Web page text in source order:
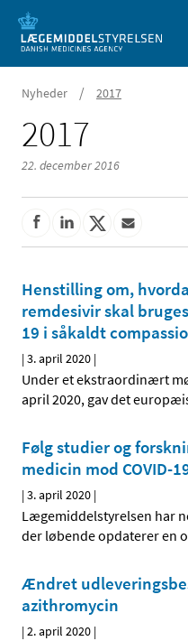
Nyheder / 2017
2017
22. december 2016
Henstilling om,
remdesivir skal
19 i såkaldt
|3. april 2020 |
Under et ekstraordinært
april 2020, gav det
Følg studier og
medicin mod COVID-
|3. april 2020 |
Lægemiddelstyrelsen har
der løbende opdaterer en
Ændret
azithromycin
|2. april 2020 |